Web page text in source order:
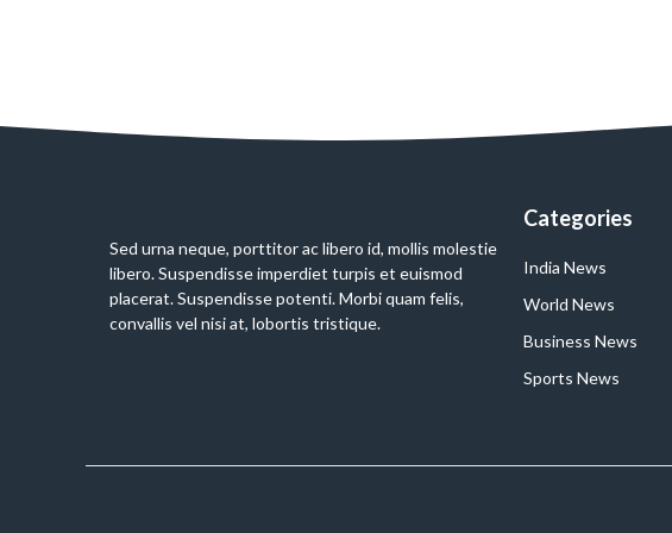
Sed urna neque, porttitor ac libero id, mollis molestie
libero. Suspendisse imperdiet turpis et euismod
placerat. Suspendisse potenti. Morbi quam felis,
convallis vel nisi at, lobortis tristique.
Categories
India News
World News
Business News
Sports News